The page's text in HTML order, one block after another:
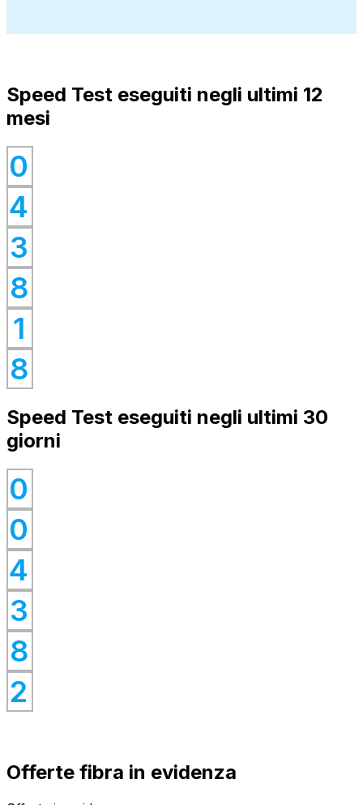
Speed Test eseguiti negli ultimi 12
mesi
0
0
4
0
3
0
8
0
1
0
8
0
Speed Test eseguiti negli ultimi 30
giorni
0
0
0
0
4
0
3
0
8
0
2
0
Offerte fibra in evidenza